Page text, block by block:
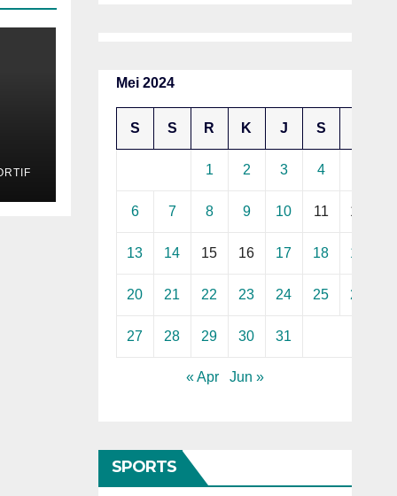
Mei 2024
S S R K J S
1 2 3 4
6 7 8 9 10 11 12
13 14 15 16 17 18 19
20 21 22 23 24 25 26
27 28 29 30 31
« Apr Jun »
SPORTS